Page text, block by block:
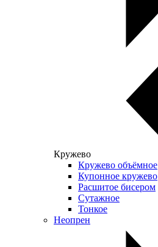
Кружево
Кружево объёмное
Купонное кружево
Расшитое бисером
Сутажное
Тонкое
Неопрен